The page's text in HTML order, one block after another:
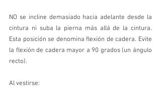
NO se incline demasiado hacia adelante desde la
cintura ni suba la pierna más allá de la cintura.
Esta posición se denomina flexión de cadera. Evite
la flexión de cadera mayor a 90 grados (un ángulo
recto).
Al vestirse: